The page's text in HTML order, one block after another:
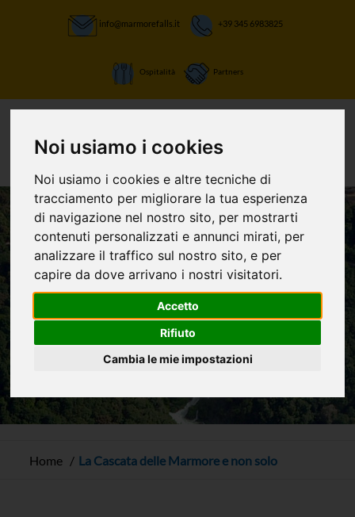
Noi usiamo i cookies
Noi usiamo i cookies e altre tecniche di
tracciamento per migliorare la tua esperienza
di navigazione nel nostro sito, per mostrarti
contenuti personalizzati e annunci mirati, per
analizzare il traffico sul nostro sito, e per
capire da dove arrivano i nostri visitatori.
Accetto
Rifiuto
Cambia le mie impostazioni
info@marmorefalls.it +39 345 6983825
Ospitalità Partners
LASCIATI STUPIRE:
La Cascata delle
Marmore e non
solo
Home La Cascata delle Marmore e non solo